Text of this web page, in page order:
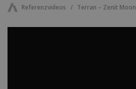
Referenzvideos Terran – Zenit Moon